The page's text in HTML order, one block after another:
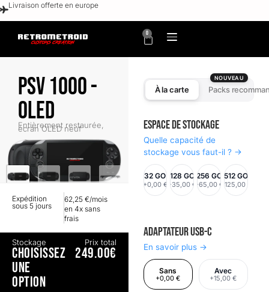
Livraison offerte en europe
0
PSV 1000 -
OLED
Entièrement restaurée,
écran OLED neuf
Expédition
sous 5 jours
62,25 €/mois
en 4x sans
frais
Stockage
CHOISISSEZ
UNE
OPTION
Prix total
249.00€
À la carte Packs
NOUVEAU
Espace de stockage
Quelle capacité de
stockage vous faut-il ? →
32 GO
+0,00 €
128 GO
+35,00 €
256 GO
+65,00 €
512 GO
+125,00 €
Adaptateur USB-C
En savoir plus →
Sans
+0,00 €
Avec
+15,00 €